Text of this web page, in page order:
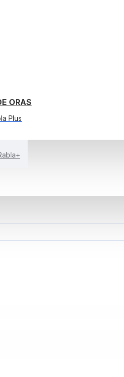
ORAS
Plus